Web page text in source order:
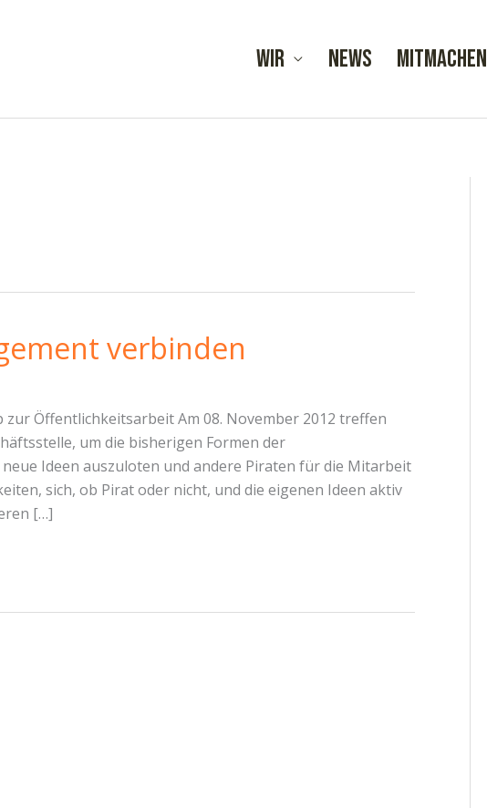
Wir News Mitmachen
verbinden
Öffentlichkeitsarbeit Am 08. November 2012 treffen
um die bisherigen Formen der
Ideen auszuloten und andere Piraten für die Mitarbeit
sich, ob Pirat oder nicht, und die eigenen Ideen aktiv
[…]